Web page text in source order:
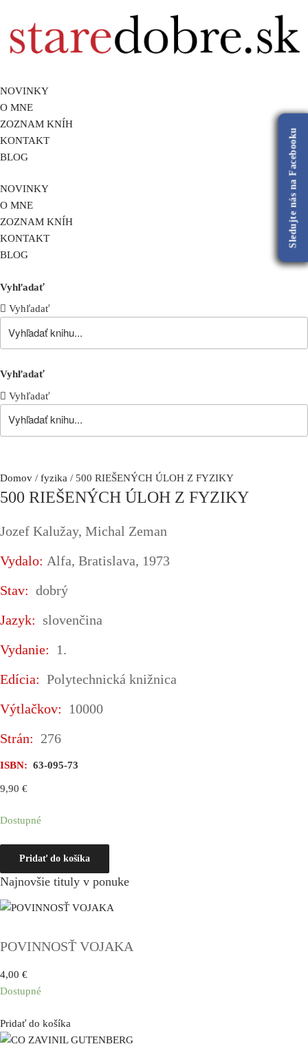
NOVINKY
O MNE
ZOZNAM KNÍH
KONTAKT
BLOG
NOVINKY
O MNE
ZOZNAM KNÍH
KONTAKT
BLOG
Vyhľadať
Vyhľadať
Vyhľadať
Vyhľadať
Domov / fyzika / 500 RIEŠENÝCH ÚLOH Z FYZIKY
500 RIEŠENÝCH ÚLOH Z FYZIKY
Jozef Kalužay, Michal Zeman
Vydalo: Alfa, Bratislava, 1973
Stav: dobrý
Jazyk: slovenčina
Vydanie: 1.
Edícia: Polytechnická knižnica
Výtlačkov: 10000
Strán: 276
ISBN: 63-095-73
9,90 €
Dostupné
RIEŠENÝCH
ÚLOH
Pridať do košíka
Najnovšie tituly v ponuke
POVINNOSŤ VOJAKA
4,00 €
Dostupné
Pridať do košíka
Sledujte nás na Facebooku